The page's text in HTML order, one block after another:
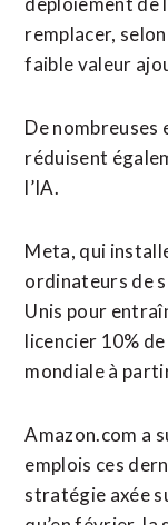
remplacer,
faible valeur
De
réduisent
l’IA.
Meta, qui
ordinateurs de
Unis pour
licencier 10%
mondiale à
Amazon.com a
emplois ces
stratégie axée